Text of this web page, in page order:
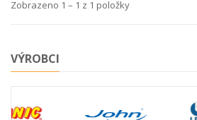
Zobrazeno 1 – 1 z 1 položky
VÝROBCI